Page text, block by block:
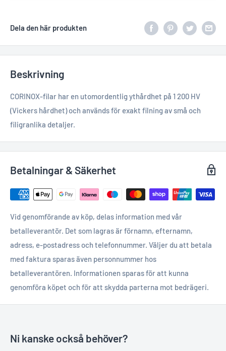
Dela den här produkten
Beskrivning
CORINOX-filar har en utomordentlig ythårdhet på 1 200 HV
(Vickers hårdhet) och används för exakt filning av små och
filigranlika detaljer.
Betalningar & Säkerhet
Vid genomförande av köp, delas information med vår
betalleverantör. Det som lagras är förnamn, efternamn,
adress, e-postadress och telefonnummer. Väljer du att betala
med faktura sparas även personnummer hos
betalleverantören. Informationen sparas för att kunna
genomföra köpet och för att skydda parterna mot bedrägeri.
Ni kanske också behöver?